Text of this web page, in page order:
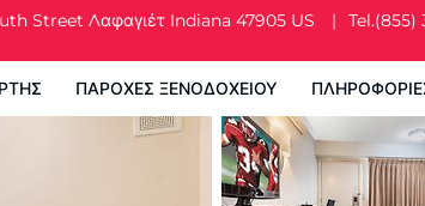
Street Λαφαγιέτ Indiana 47905 US Tel.(855)
ΠΑΡΟΧΕΣ ΞΕΝΟΔΟΧΕΙΟΥ